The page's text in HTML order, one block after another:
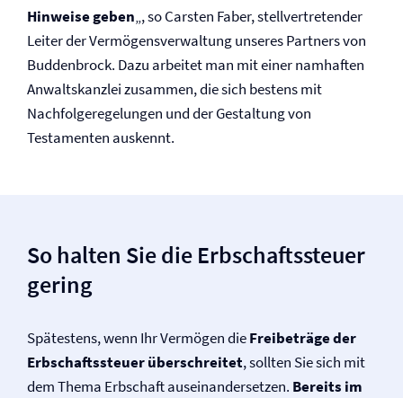
Hinweise geben„, so Carsten Faber, stellvertretender
Leiter der Vermögens­verwaltung unseres Partners von
Buddenbrock. Dazu arbeitet man mit einer namhaften
Anwaltskanzlei zusammen, die sich bestens mit
Nachfolgeregelungen und der Gestaltung von
Testamenten auskennt.
So halten Sie die Erbschaftssteuer
gering
Spätestens, wenn Ihr Vermögen dieFreibeträge der
Erbschaftssteuer überschreitet, sollten Sie sich mit
dem Thema Erbschaft auseinandersetzen. Bereits im